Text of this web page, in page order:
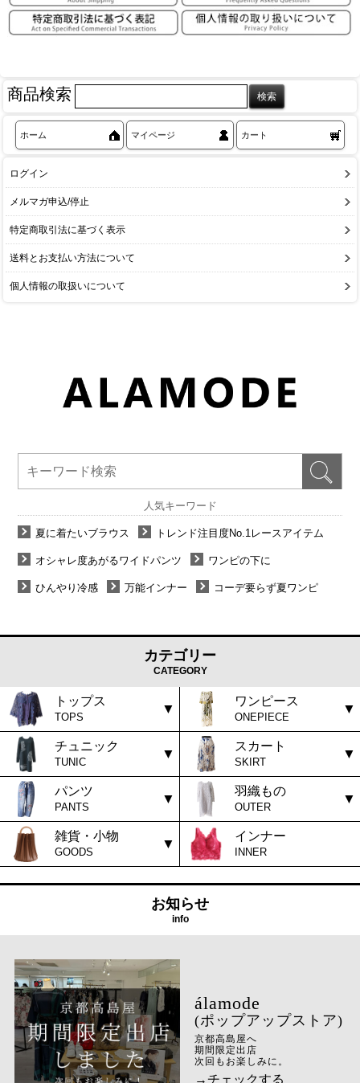
商品検索
ホーム マイページ カート
ログイン
メルマガ申込/停止
特定商取引法に基づく表示
送料とお支払い方法について
個人情報の取扱いについて
人気キーワード
夏に着たいブラウス トレンド注目度No.1レースアイテム
オシャレ度あがるワイドパンツ ワンピの下に
ひんやり冷感 万能インナー コーデ要らず夏ワンピ
カテゴリー
CATEGORY
トップス
TOPS
ワンピース
ONEPIECE
チュニック
TUNIC
スカート
SKIRT
パンツ
PANTS
羽織もの
OUTER
雑貨・小物
GOODS
インナー
INNER
お知らせ
info
(ポップアップストア)
京都高島屋へ
期間限定出店
次回もお楽しみに。
→チェックする